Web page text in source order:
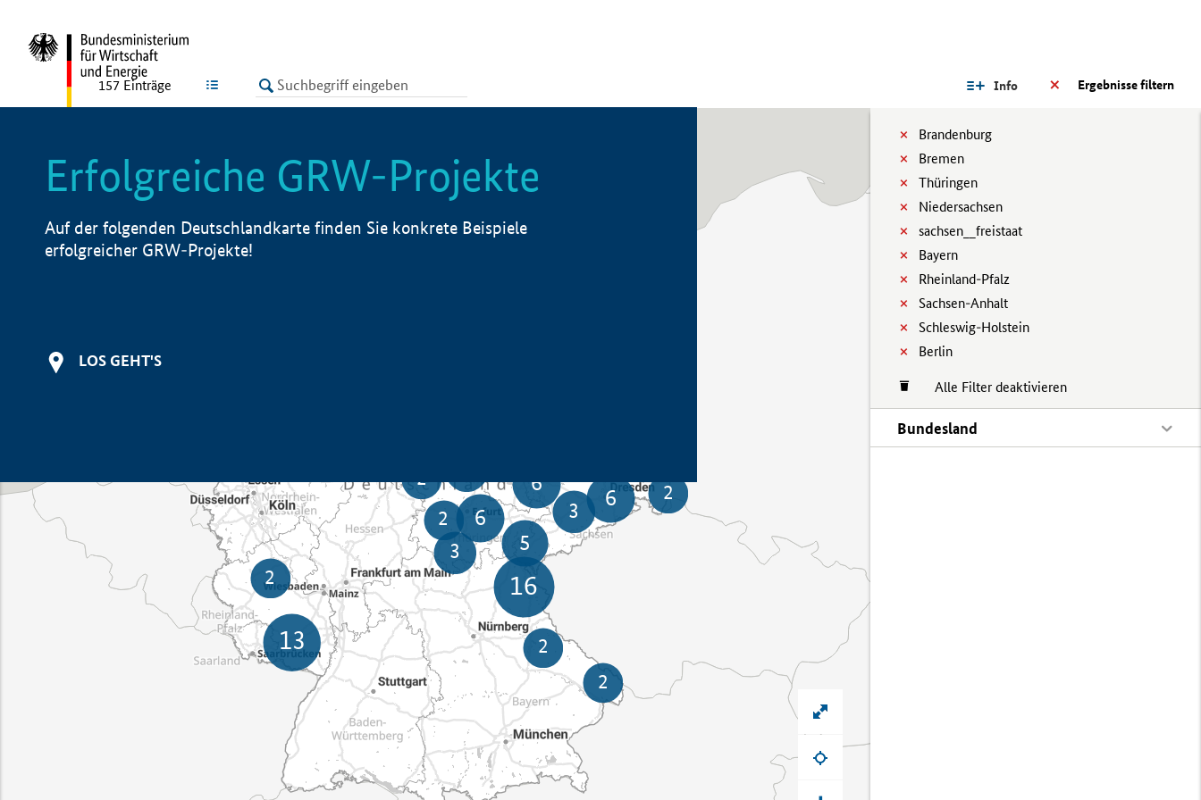
LISTE Ergebnisse filtern
Info
Brandenburg
Bremen
Thüringen
Niedersachsen
sachsen__freistaat
Bayern
Rheinland-Pfalz
Sachsen-Anhalt
Schleswig-Holstein
Berlin
Alle Filter deaktivieren
Bundesland
157 Einträge
Erfolgreiche GRW-Projekte
Auf der folgenden Deutschlandkarte finden Sie konkrete Beispiele
erfolgreicher GRW-Projekte!
LOS GEHT'S